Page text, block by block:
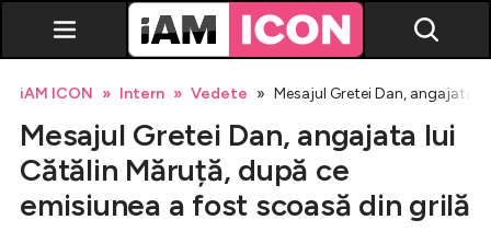
iAM ICON Intern Vedete Mesajul Gretei Dan, angajata
Mesajul Gretei Dan, angajata lui
Cătălin Măruță, după ce
emisiunea a fost scoasă din grilă